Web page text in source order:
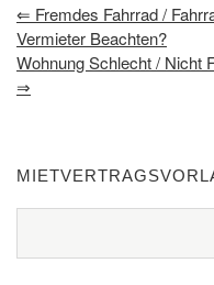
⇐ Fremdes Fahrrad /
Vermieter Beachten?
Wohnung Schlecht / Nicht
⇒